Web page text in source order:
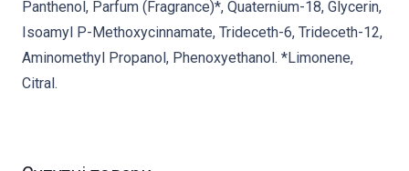
Panthenol, Parfum (Fragrance)*, Quaternium-18, Glycerin,
Isoamyl P-Methoxycinnamate, Trideceth-6, Trideceth-12,
Aminomethyl Propanol, Phenoxyethanol. *Limonene,
Citral.